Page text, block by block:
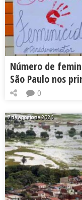
Número de
São Paulo nos
0
7 de agosto de 2026